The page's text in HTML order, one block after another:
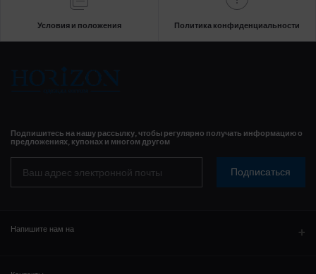
Условия и положения Политика конфиденциальности
Подпишитесь на нашу рассылку, чтобы регулярно получать информацию о
предложениях, купонах и многом другом
Подписаться
Напишите нам на